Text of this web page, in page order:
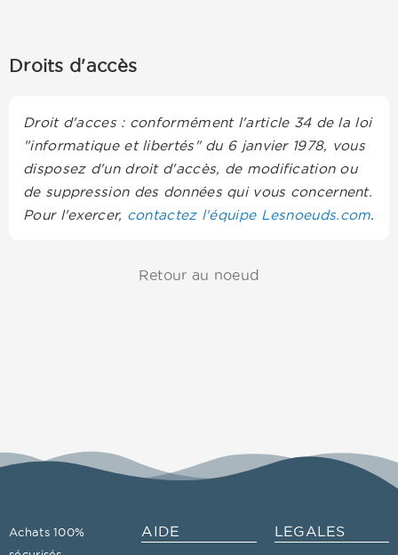
Droits d'accès
Droit d'acces : conformément l'article 34 de la loi
"informatique et libertés" du 6 janvier 1978, vous
disposez d'un droit d'accès, de modification ou
de suppression des données qui vous concernent.
Pour l'exercer, contactez l'équipe Lesnoeuds.com.
Retour au noeud
Achats 100%
AIDE LEGALES